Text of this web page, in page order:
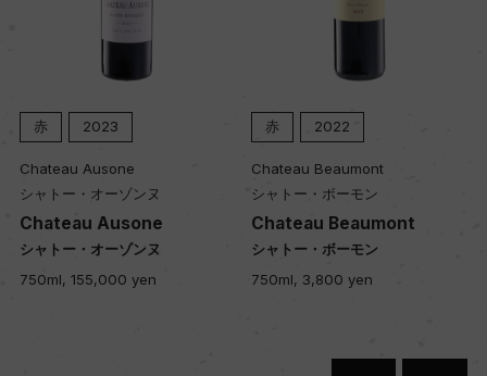
コルク
赤 2023
Chateau Ausone
シャトー・オーゾンヌ
Chateau Ausone
シャトー・オーゾンヌ
750ml, 155,000 yen
赤 2022
Chateau Beaumont
シャトー・ボーモン
Chateau Beaumont
シャトー・ボーモン
750ml, 3,800 yen